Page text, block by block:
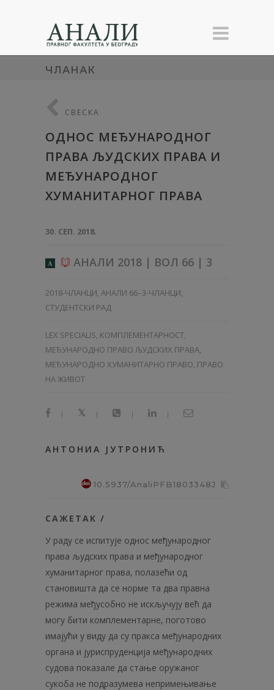
ЧЛАНАК
СВЕСКА
ОДНОС МЕЂУНАРОДНОГ
ПРАВА ЉУДСКИХ ПРАВА И
МЕЂУНАРОДНОГ
ХУМАНИТАРНОГ ПРАВА
30. СЕП. 2018.
A АНАЛИ 2018 | ВОЛ 66 | 3
2018-ЧЛАНЦИ, АНАЛИ 66–3-ЧЛАНЦИ,
СТУДЕНТСКИ РАД
LEX SPECIALIS, КОМПЛЕМЕНТАРНОСТ,
МЕЂУНАРОДНО ПРАВО ЉУДСКИХ ПРАВА,
МЕЂУНАРОДНО ХУМАНИТАРНО ПРАВО, ПРАВО
НА ЖИВОТ
| | | |
АНТОНИА ЈУТРОНИЋ
10.5937/AnaliPFB1803348J
САЖЕТАК /
У раду се испитује однос међународног
права људских права и међуна­родног
хуманитарног права, полазећи од
становишта да се норме та два правна
режима међусобно не искључују већ да
могу бити комплементарне, поготово
имајући у виду да су пракса међународних
органа и јуриспруденција међународних
судова показале да стање оружаног
сукоба не подразумева непримењивање